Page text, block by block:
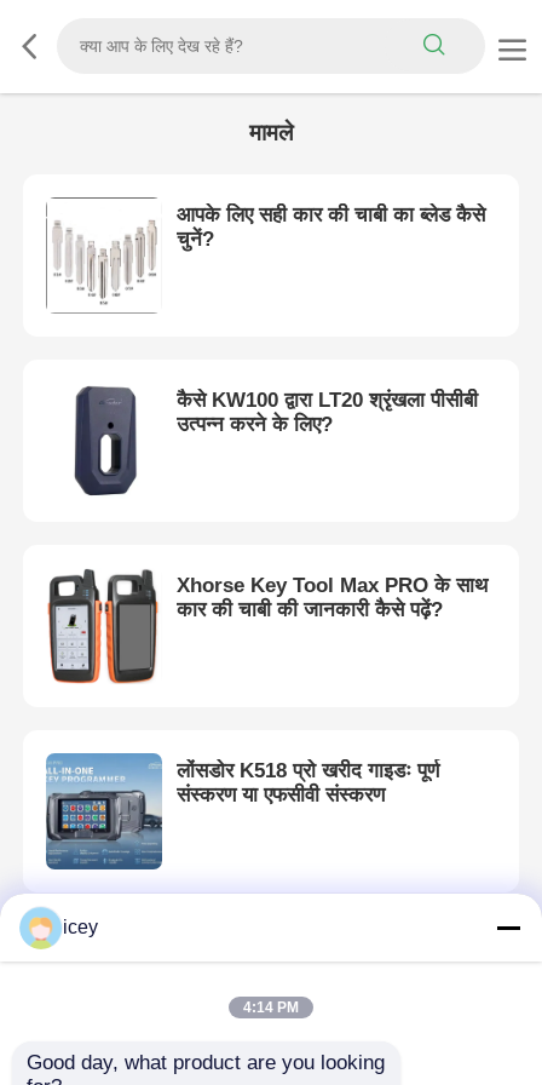
मामले
आपके लिए सही कार की चाबी का ब्लेड कैसे
चुनें?
कैसे KW100 द्वारा LT20 श्रृंखला पीसीबी
उत्पन्न करने के लिए?
Xhorse Key Tool Max PRO के साथ
कार की चाबी की जानकारी कैसे पढ़ें?
लोंसडोर K518 प्रो खरीद गाइडः पूर्ण
संस्करण या एफसीवी संस्करण
icey
4:14 PM
Good day, what product are you looking